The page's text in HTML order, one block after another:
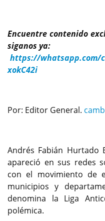
Encuentre contenido
siganos ya:
https://whatsapp.com/
xokC42i
Por: Editor General.
Andrés Fabián Hurtado
apareció en sus redes
con el movimiento de
municipios y
denomina la Liga
polémica.